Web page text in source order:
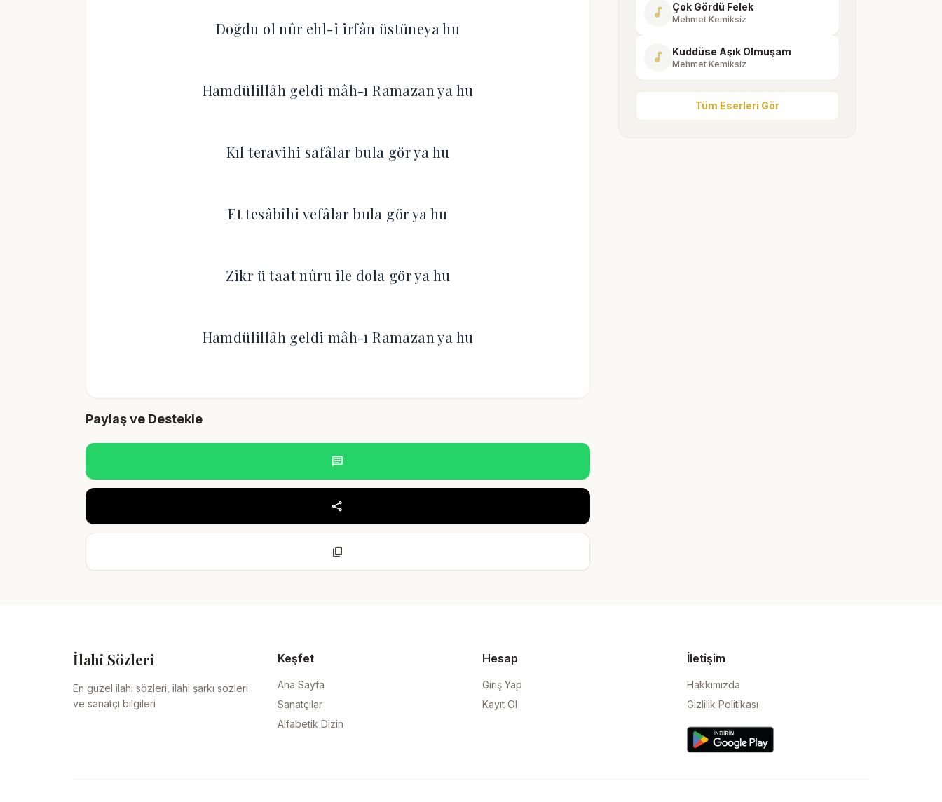
Doğdu ol nûr ehl-i irfân üstüneya hu
Hamdülillâh geldi mâh-ı Ramazan ya hu
Kıl teravihi safâlar bula gör ya hu
Et tesâbîhi vefâlar bula gör ya hu
Zikr ü taat nûru ile dola gör ya hu
Hamdülillâh geldi mâh-ı Ramazan ya hu
Paylaş ve Destekle
chat
share
content_copy
music_note Çok Gördü Felek
Mehmet Kemiksiz
music_note Kuddüse Aşık Olmuşam
Mehmet Kemiksiz
Tüm Eserleri Gör
İlahi Sözleri
En güzel ilahi sözleri, ilahi şarkı sözleri
ve sanatçı bilgileri
Keşfet
Ana Sayfa
Sanatçılar
Alfabetik Dizin
Hesap
Giriş Yap
Kayıt Ol
İletişim
Hakkımızda
Gizlilik Politikası